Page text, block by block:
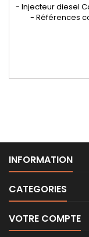
- Injecteur diesel
- Références
A2C59517051 ,
BK2Q-9K546-AGN
2079601 - Pour
INFORMATION
CATEGORIES
VOTRE COMPTE